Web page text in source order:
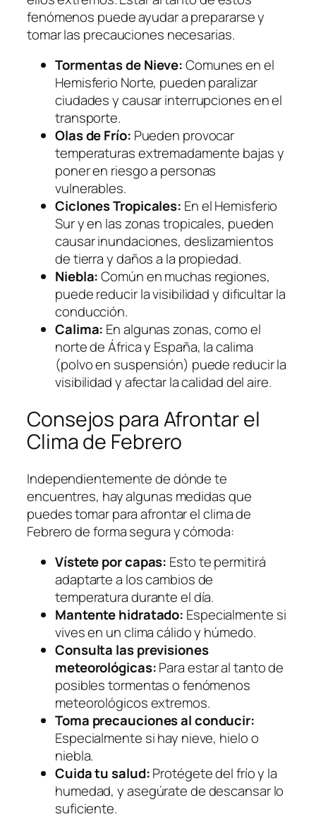
fenómenos puede ayudar a prepararse y
tomar las precauciones necesarias.
Tormentas de Nieve:Comunes en el
Hemisferio Norte, pueden paralizar
ciudades y causar interrupciones en el
transporte.
Olas de Frío: Pueden provocar
temperaturas extremadamente bajas y
poner en riesgo a personas
vulnerables.
Ciclones Tropicales: En el Hemisferio
Sur y en las zonas tropicales, pueden
causar inundaciones, deslizamientos
de tierra y daños a la propiedad.
Niebla:Común en muchas regiones,
puede reducir la visibilidad y dificultar la
conducción.
Calima: En algunas zonas, como el
norte de África y España, la calima
(polvo en suspensión) puede reducir la
visibilidad y afectar la calidad del aire.
Consejos para Afrontar el
Clima de Febrero
Independientemente de dónde te
encuentres, hay algunas medidas que
puedes tomar para afrontar el clima de
Febrero de forma segura y cómoda:
Vístete por capas: Esto te permitirá
adaptarte a los cambios de
temperatura durante el día.
Mantente hidratado: Especialmente si
vives en un clima cálido y húmedo.
Consulta las previsiones
meteorológicas:Para estar al tanto de
posibles tormentas o fenómenos
meteorológicos extremos.
Toma precauciones al conducir:
Especialmente si hay nieve, hielo o
niebla.
Cuida tu salud:Protégete del frío y la
humedad, y asegúrate de descansar lo
suficiente.